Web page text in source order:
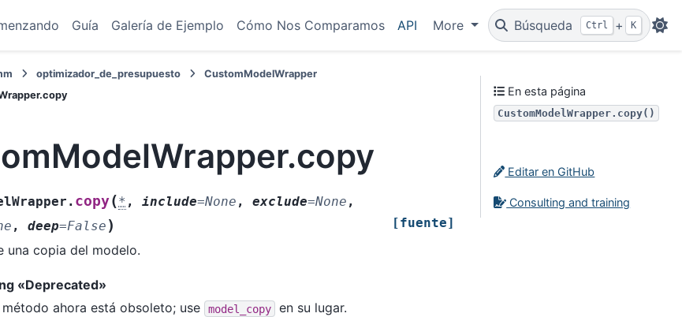
Guía Galería de Ejemplo Cómo Nos Comparamos API More Búsqueda Ctrl + K
optimizador_de_presupuesto
CustomModelWrapper
copy(* , include=None , exclude=None ,
, deep=False ) [fuente]
una copia del modelo.
«Deprecated»
método ahora está obsoleto; use
model_copy en su lugar.
En esta página
CustomModelWrapper.copy()
Editar en GitHub
Consulting and training